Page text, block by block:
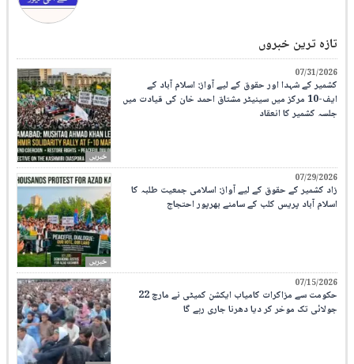
تازہ ترین خبروں
خبریں
07/31/2026
کشمیر کے شہدا اور حقوق کے لیے آواز: اسلام آباد کے
ایف-10 مرکز میں سینیٹر مشتاق احمد خان کی قیادت میں
جلسہ کشمیر کا انعقاد
خبریں
07/29/2026
زاد کشمیر کے حقوق کے لیے آواز: اسلامی جمعیت طلبہ کا
اسلام آباد پریس کلب کے سامنے بھرپور احتجاج
07/15/2026
حکومت سے مزاکرات کامیاب ایکشن کمیٹی نے مارچ 22
جولائی تک موخر کر دیا دھرنا جاری رہے گا